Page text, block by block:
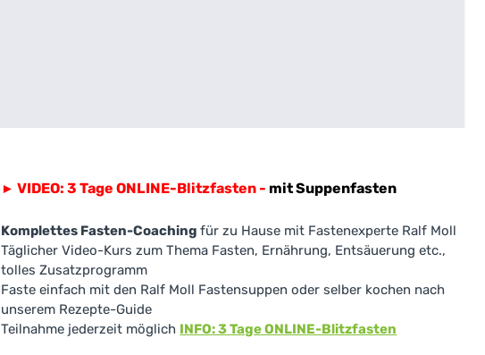
► VIDEO: 3 Tage ONLINE-Blitzfasten - mit Suppenfasten
Komplettes Fasten-Coaching für zu Hause mit Fastenexperte Ralf Moll
Täglicher Video-Kurs zum Thema Fasten, Ernährung, Entsäuerung etc.,
tolles Zusatzprogramm
Faste einfach mit den Ralf Moll Fastensuppen oder selber kochen nach
unserem Rezepte-Guide
Teilnahme jederzeit möglich INFO: 3 Tage ONLINE-Blitzfasten